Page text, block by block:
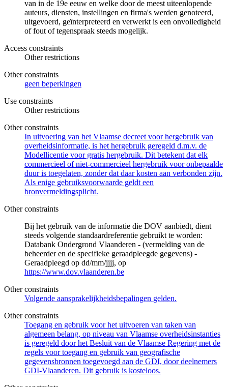
van in de 19e eeuw en welke door de meest uiteenlopende
auteurs, diensten, instellingen en firma's werden genoteerd,
uitgevoerd, geïnterpreteerd en verwerkt is een onvolledigheid
of fout of tegenspraak steeds mogelijk.
Access constraints
Other restrictions
Other constraints
geen beperkingen
Use constraints
Other restrictions
Other constraints
In uitvoering van het Vlaamse decreet voor hergebruik van
overheidsinformatie, is het hergebruik geregeld d.m.v. de
Modellicentie voor gratis hergebruik. Dit betekent dat elk
commercieel of niet-commercieel hergebruik voor onbepaalde
duur is toegelaten, zonder dat daar kosten aan verbonden zijn.
Als enige gebruiksvoorwaarde geldt een
bronvermeldingsplicht.
Other constraints
Bij het gebruik van de informatie die DOV aanbiedt, dient
steeds volgende standaardreferentie gebruikt te worden:
Databank Ondergrond Vlaanderen - (vermelding van de
beheerder en de specifieke geraadpleegde gegevens) -
Geraadpleegd op dd/mm/jjjj, op
https://www.dov.vlaanderen.be
Other constraints
Volgende aansprakelijkheidsbepalingen gelden.
Other constraints
Toegang en gebruik voor het uitvoeren van taken van
algemeen belang, op niveau van Vlaamse overheidsinstanties
is geregeld door het Besluit van de Vlaamse Regering met de
regels voor toegang en gebruik van geografische
gegevensbronnen toegevoegd aan de GDI, door deelnemers
GDI-Vlaanderen. Dit gebruik is kosteloos.